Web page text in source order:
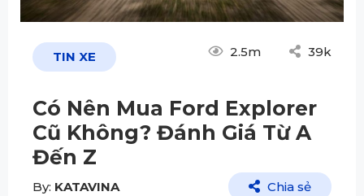
TIN XE 2.5m 39k
Có Nên Mua Ford Explorer
Cũ Không? Đánh Giá Từ A
Đến Z
By: KATAVINA
Chia sẻ